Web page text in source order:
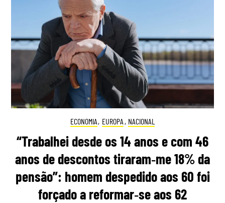
ECONOMIA, EUROPA , NACIONAL
“Trabalhei desde os 14 anos e com 46
anos de descontos tiraram‑me 18% da
pensão”: homem despedido aos 60 foi
forçado a reformar‑se aos 62